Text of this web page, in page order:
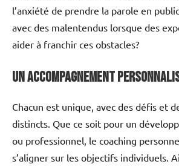
l’anxiété de prendre la parole en
avec des malentendus lorsque des
aider à franchir ces obstacles?
Un accompagnement
Chacun est unique, avec des défis et
distincts. Que ce soit pour un
ou professionnel, le coaching
s’aligner sur les objectifs individuels.